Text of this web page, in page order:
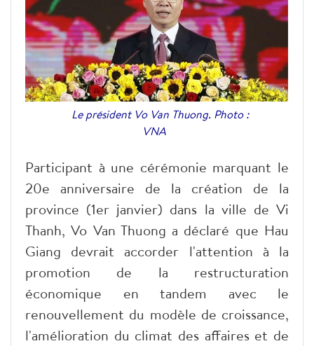
Le président Vo Van Thuong. Photo :
VNA
Participant à une cérémonie marquant le
20e anniversaire de la création de la
province (1er janvier) dans la ville de Vi
Thanh, Vo Van Thuong a déclaré que Hau
Giang devrait accorder l'attention à la
promotion de la restructuration
économique en tandem avec le
renouvellement du modèle de croissance,
l'amélioration du climat des affaires et de